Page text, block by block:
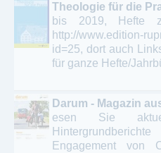
Theologie für die
bis 2019, Hefte
http://www.edition-
id=25, dort auch
für ganze Hefte/
Darum - Magazin
esen Sie
Engagement von